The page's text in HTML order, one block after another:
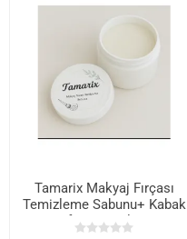
Tamarix Makyaj Fırçası
Temizleme Sabunu+ Kabak
Lifi Yüz Peelingi